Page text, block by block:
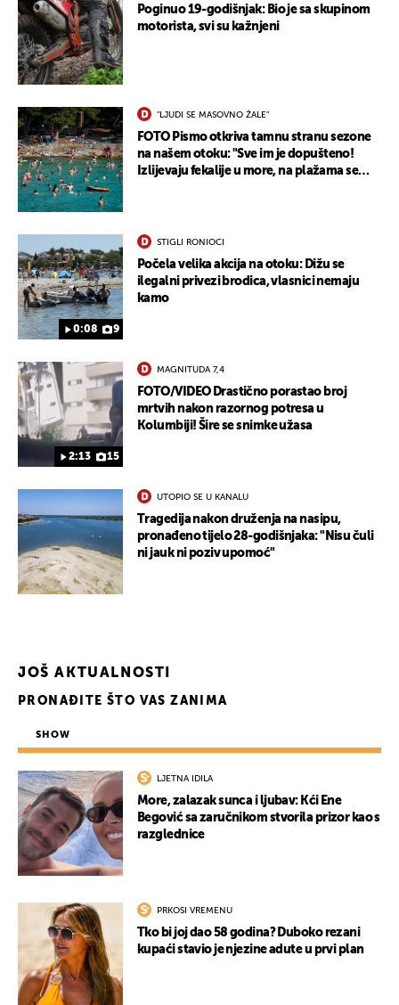
Poginuo 19-godišnjak: Bio je sa skupinom
motorista, svi su kažnjeni
"LJUDI SE MASOVNO ŽALE"
FOTO Pismo otkriva tamnu stranu sezone
na našem otoku: "Sve im je dopušteno!
Izlijevaju fekalije u more, na plažama se
0:08 9
STIGLI RONIOCI
Počela velika akcija na otoku: Dižu se
ilegalni privezi brodica, vlasnici nemaju
kamo
2:13 15
MAGNITUDA 7,4
FOTO/VIDEO Drastično porastao broj
mrtvih nakon razornog potresa u
Kolumbiji! Šire se snimke užasa
UTOPIO SE U KANALU
Tragedija nakon druženja na nasipu,
pronađeno tijelo 28-godišnjaka: "Nisu čuli
ni jauk ni poziv upomoć"
JOŠ AKTUALNOSTI
PRONAĐITE ŠTO VAS ZANIMA
SHOW
LJETNA IDILA
More, zalazak sunca i ljubav: Kći Ene
Begović sa zaručnikom stvorila prizor kao s
razglednice
PRKOSI VREMENU
Tko bi joj dao 58 godina? Duboko rezani
kupaći stavio je njezine adute u prvi plan
UKLJUČITE NOTIFIKACIJE